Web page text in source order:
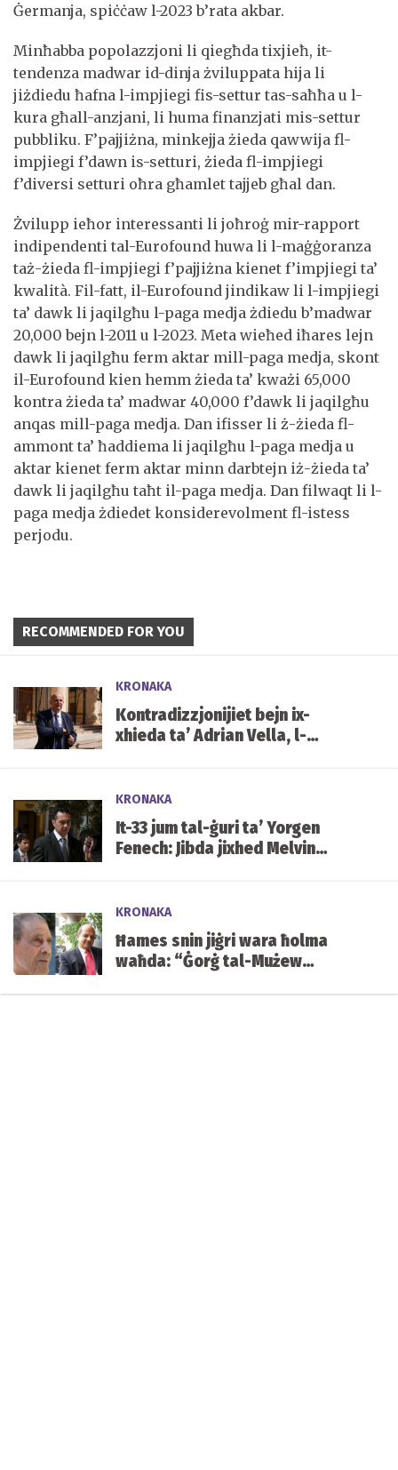
Ġermanja, spiċċaw l-2023 b’rata akbar.
Minħabba popolazzjoni li qiegħda tixjieħ, it-
tendenza madwar id-dinja żviluppata hija li
jiżdiedu ħafna l-impjiegi fis-settur tas-saħħa u l-
kura għall-anzjani, li huma finanzjati mis-settur
pubbliku. F’pajjiżna, minkejja żieda qawwija fl-
impjiegi f’dawn is-setturi, żieda fl-impjiegi
f’diversi setturi oħra għamlet tajjeb għal dan.
Żvilupp ieħor interessanti li joħroġ mir-rapport
indipendenti tal-Eurofound huwa li l-maġġoranza
taż-żieda fl-impjiegi f’pajjiżna kienet f’impjiegi ta’
kwalità. Fil-fatt, il-Eurofound jindikaw li l-impjiegi
ta’ dawk li jaqilgħu l-paga medja żdiedu b’madwar
20,000 bejn l-2011 u l-2023. Meta wieħed iħares lejn
dawk li jaqilgħu ferm aktar mill-paga medja, skont
il-Eurofound kien hemm żieda ta’ kważi 65,000
kontra żieda ta’ madwar 40,000 f’dawk li jaqilgħu
anqas mill-paga medja. Dan ifisser li ż-żieda fl-
ammont ta’ ħaddiema li jaqilgħu l-paga medja u
aktar kienet ferm aktar minn darbtejn iż-żieda ta’
dawk li jaqilgħu taħt il-paga medja. Dan filwaqt li l-
paga medja żdiedet konsiderevolment fl-istess
perjodu.
RECOMMENDED FOR YOU
KRONAKA
Kontradizzjonijiet bejn ix-
xhieda ta’ Adrian Vella, l-
KRONAKA
It-33 jum tal-ġuri ta’ Yorgen
Fenech: Jibda jixhed Melvin
KRONAKA
Ħames snin jiġri wara ħolma
waħda: “Ġorġ tal-Mużew